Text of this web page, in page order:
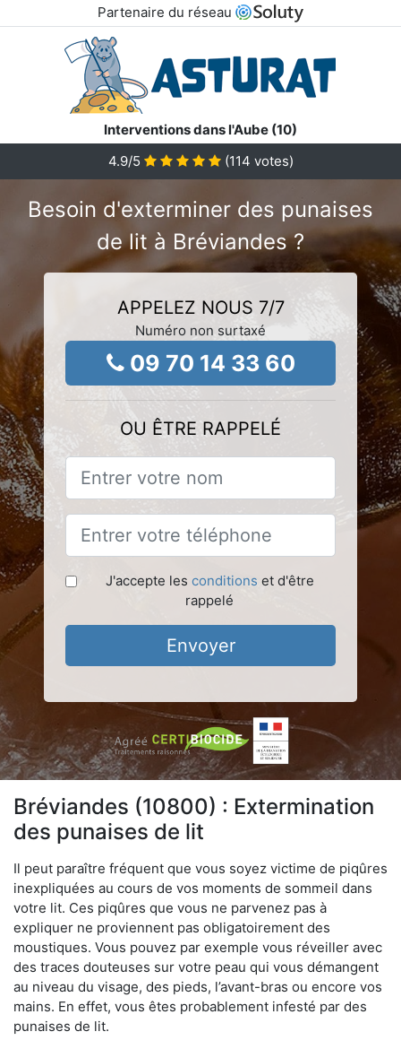
Partenaire du réseau
Interventions dans l'Aube (10)
4.9/5 (114 votes)
Besoin d'exterminer des punaises
de lit à Bréviandes ?
APPELEZ NOUS 7/7
Numéro non surtaxé
09 70 14 33 60
OU ÊTRE RAPPELÉ
J'accepte les conditions et d'être
rappelé
Envoyer
Bréviandes (10800) : Extermination
des punaises de lit
Il peut paraître fréquent que vous soyez victime de piqûres
inexpliquées au cours de vos moments de sommeil dans
votre lit. Ces piqûres que vous ne parvenez pas à
expliquer ne proviennent pas obligatoirement des
moustiques. Vous pouvez par exemple vous réveiller avec
des traces douteuses sur votre peau qui vous démangent
au niveau du visage, des pieds, l’avant-bras ou encore vos
mains. En effet, vous êtes probablement infesté par des
punaises de lit.